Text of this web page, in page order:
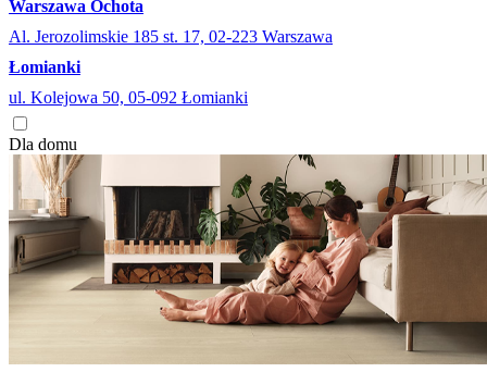
Warszawa Ochota
Al. Jerozolimskie 185 st. 17, 02-223 Warszawa
Łomianki
ul. Kolejowa 50, 05-092 Łomianki
Dla domu